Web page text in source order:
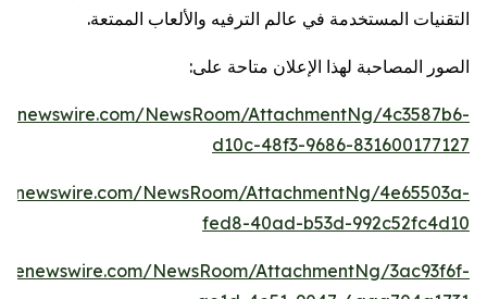
التقنيات المستخدمة في عالم الترفيه والألعاب الممتعة.
الصور المصاحبة لهذا الإعلان متاحة على:
NewsRoom/AttachmentNg/4c3587b6-
d10c-48f3-9686-831600177127
NewsRoom/AttachmentNg/4e65503a-
fed8-40ad-b53d-992c52fc4d10
NewsRoom/AttachmentNg/3ac93f6f-